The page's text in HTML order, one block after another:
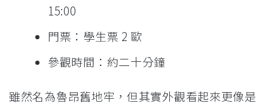
15:00
門票：學生票 2 歐
參觀時間：約二十分鐘
雖然名為魯昂舊地牢，但其實外觀看起來更像是